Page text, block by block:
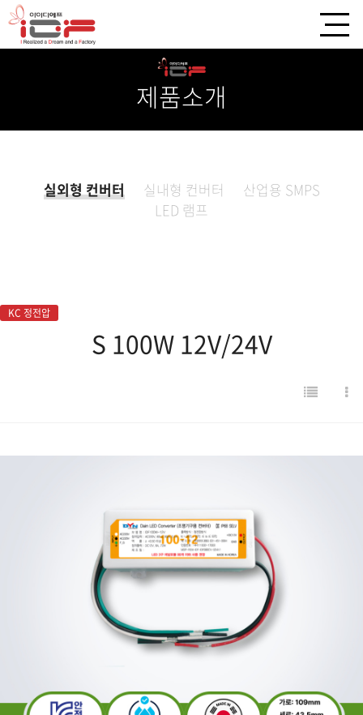
제품소개
실외형 컨버터 실내형 컨버터
산업용 SMPS
LED 램프
KC 정전압
S 100W 12V/24V